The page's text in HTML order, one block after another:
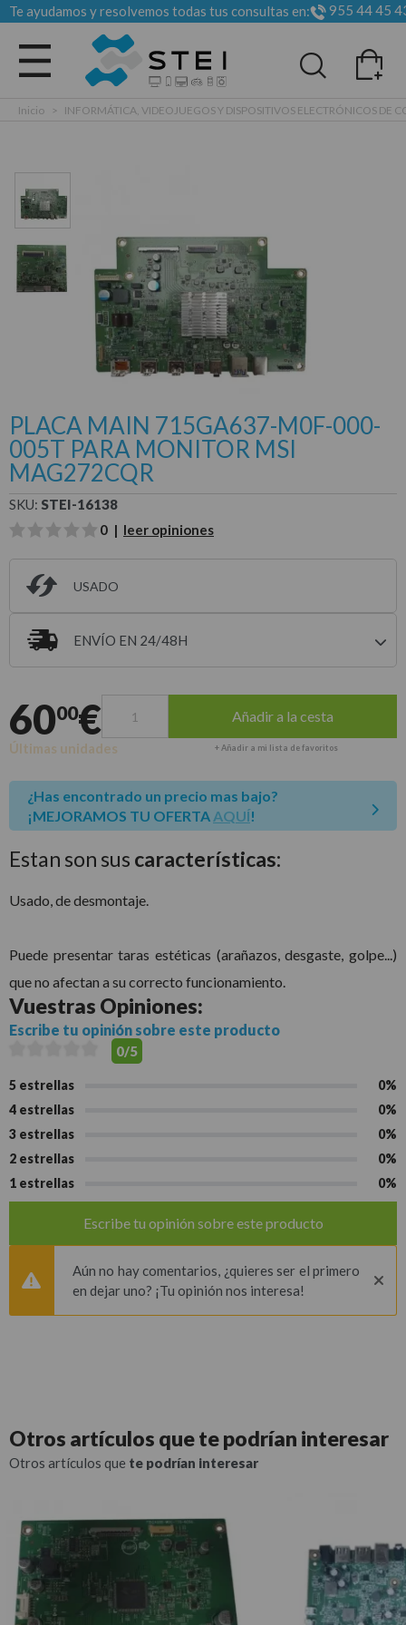
Te ayudamos y resolvemos todas tus consultas en: 955 44 45
Todas las categorias
Inicio > INFORMÁTICA, VIDEOJUEGOS Y DISPOSITIVOS ELECTRÓNICOS DE
PLACA MAIN 715GA637-M0F-000-
005T PARA MONITOR MSI
MAG272CQR
SKU: STEI-16138
0 | leer opiniones
USADO
ENVÍO EN 24/48H
6000€ Añadir a la cesta
Últimas unidades + Añadir a mi lista de favoritos
¿Has encontrado un precio mas bajo?
¡MEJORAMOS TU OFERTA AQUÍ!
Estan son sus características:
Usado, de desmontaje.
Puede presentar taras estéticas (arañazos, desgaste, golpe...)
que no afectan a su correcto funcionamiento.
Vuestras Opiniones:
Escribe tu opinión sobre este producto
0/5
5 estrellas
0%
4 estrellas
0%
3 estrellas
0%
2 estrellas
0%
1 estrellas
0%
Escribe tu opinión sobre este producto
Aún no hay comentarios, ¿quieres ser el primero
en dejar uno? ¡Tu opinión nos interesa!
Otros artículos quete podrían interesar
Otros artículos que te podrían interesar